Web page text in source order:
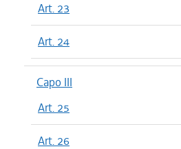
Art. 23
Art. 24
Capo III
Art. 25
Art. 26